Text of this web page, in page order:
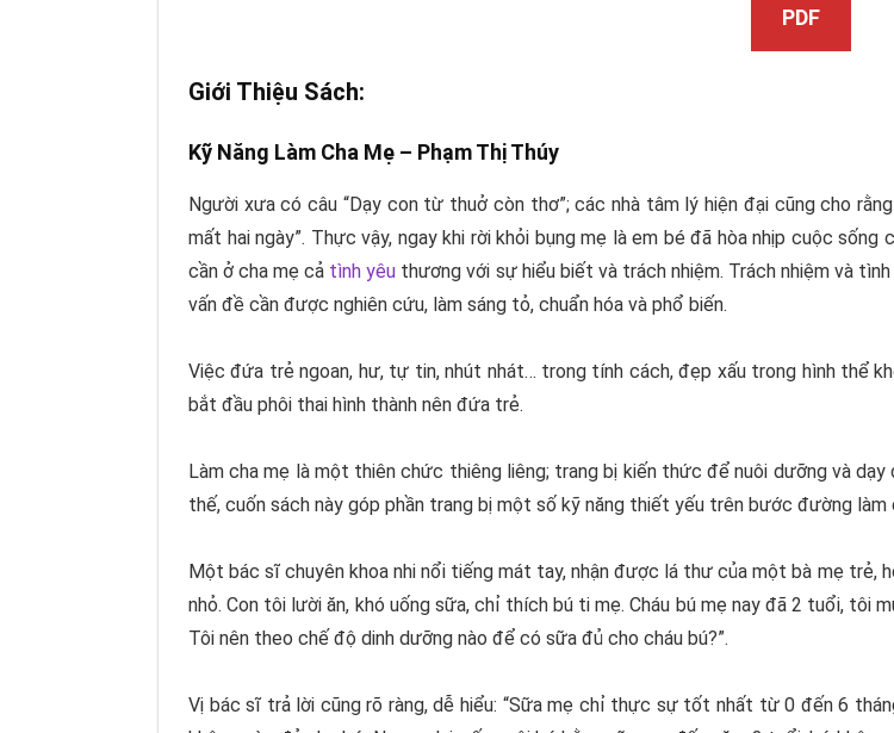
PDF
Giới Thiệu Sách:
Kỹ Năng Làm Cha Mẹ – Phạm Thị Thúy
Người xưa có câu “Dạy con từ thuở còn thơ”; các nhà tâm lý hiện đại cũng cho
mất hai ngày”. Thực vậy, ngay khi rời khỏi bụng mẹ là em bé đã hòa nhịp cuộc
cần ở cha mẹ cả tình yêu thương với sự hiểu biết và trách nhiệm. Trách nhiệm và
vấn đề cần được nghiên cứu, làm sáng tỏ, chuẩn hóa và phổ biến.
Việc đứa trẻ ngoan, hư, tự tin, nhút nhát… trong tính cách, đẹp xấu trong hình thể
bắt đầu phôi thai hình thành nên đứa trẻ.
Làm cha mẹ là một thiên chức thiêng liêng; trang bị kiến thức để nuôi dưỡng và
thế, cuốn sách này góp phần trang bị một số kỹ năng thiết yếu trên bước đường
Một bác sĩ chuyên khoa nhi nổi tiếng mát tay, nhận được lá thư của một bà mẹ
nhỏ. Con tôi lười ăn, khó uống sữa, chỉ thích bú ti mẹ. Cháu bú mẹ nay đã 2 tuổi, tôi
Tôi nên theo chế độ dinh dưỡng nào để có sữa đủ cho cháu bú?”.
Vị bác sĩ trả lời cũng rõ ràng, dễ hiểu: “Sữa mẹ chỉ thực sự tốt nhất từ 0 đến 6